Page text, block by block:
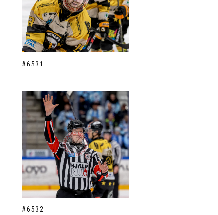
#6531
#6532